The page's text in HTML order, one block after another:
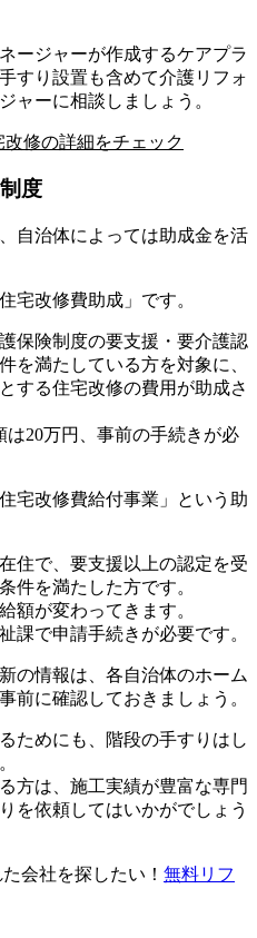
ージャーが作成するケアプラ
すり設置も含めて介護リフォ
ャーに相談しましょう。
修の詳細をチェック
度
自治体によっては助成金を活
宅改修費助成」です。
保険制度の要支援・要介護認
を満たしている方を対象に、
する住宅改修の費用が助成さ
20万円、事前の手続きが必
宅改修費給付事業」という助
住で、要支援以上の認定を受
件を満たした方です。
額が変わってきます。
課で申請手続きが必要です。
の情報は、各自治体のホーム
前に確認しておきましょう。
ためにも、階段の手すりはし
方は、施工実績が豊富な専門
を依頼してはいかがでしょう
会社を探したい！ 無料リフ